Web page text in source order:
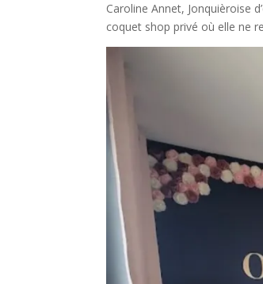
Caroline Annet, Jonquièroise
coquet shop privé où elle ne